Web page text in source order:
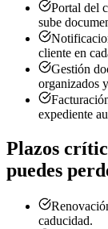
Portal del
sube
cliente en
Gestión
organizados
expediente
Plazos
puedes
caducidad.